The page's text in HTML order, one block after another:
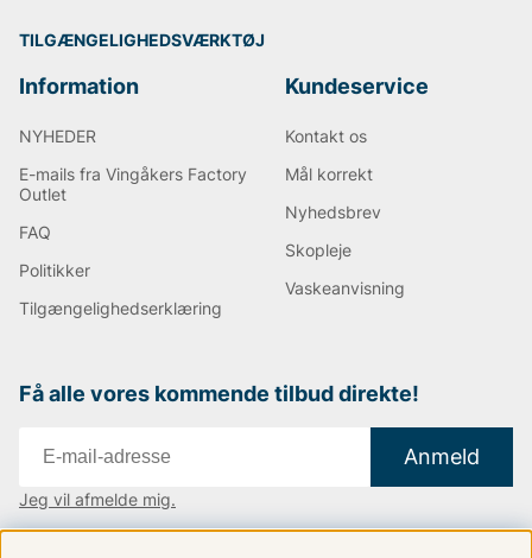
TILGÆNGELIGHEDSVÆRKTØJ
Information
NYHEDER
E-mails fra Vingåkers Factory
Outlet
FAQ
Politikker
Tilgængelighedserklæring
Kundeservice
Kontakt os
Mål korrekt
Nyhedsbrev
Skopleje
Vaskeanvisning
Få alle vores kommende tilbud direkte!
Anmeld
Jeg vil afmelde mig.